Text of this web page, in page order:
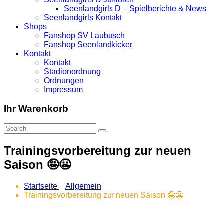
Seenlandgirls D – Spielberichte & News
Seenlandgirls Kontakt
Shops
Fanshop SV Laubusch
Fanshop Seenlandkicker
Kontakt
Kontakt
Stadionordnung
Ordnungen
Impressum
Ihr Warenkorb
Trainingsvorbereitung zur neuen
Saison 🤪😬
Startseite
Allgemein
Trainingsvorbereitung zur neuen Saison 🤪😬